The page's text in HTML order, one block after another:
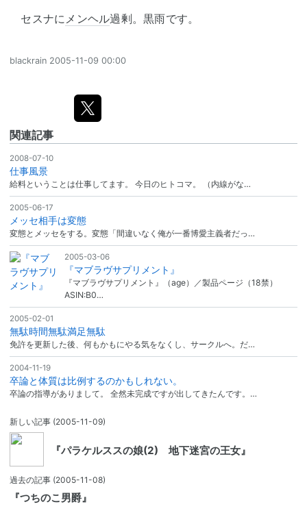
セスナにメンヘル過剰。黒雨です。
blackrain 2005-11-09 00:00
関連記事
2008-07-10
仕事風景
給料ということは仕事してます。 今日のヒトコマ。 （内線がな…
2005-06-17
メッセ相手は変態
変態とメッセをする。変態「間違いなく俺が一番博愛主義者だっ…
2005-03-06
『マブラヴサプリメント』
『マブラヴサプリメント』（age）／製品ページ（18禁）
ASIN:B0…
2005-02-01
無駄時間無駄満足無駄
免許を更新した後、何もかもにやる気をなくし、サークルへ。だ…
2004-11-19
卒論と体質は比例するのかもしれない。
卒論の指導がありまして。 全然未完成ですが出してきたんです。…
新しい記事 (2005-11-09)
『パラケルススの娘(2) 地下迷宮の王女』
過去の記事 (2005-11-08)
『つちのこ男爵』